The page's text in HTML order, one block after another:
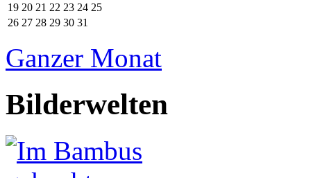
19 20 21 22 23 24 25
26 27 28 29 30 31
Ganzer Monat
Bilderwelten